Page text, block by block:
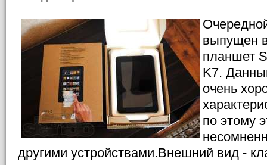
выпущен
планшет
K7.
очень
по этому
другими устройствами.Внешний вид -